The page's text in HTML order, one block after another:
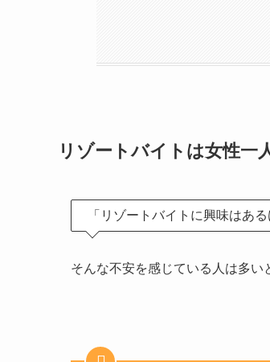
リゾートバイトは女性一
「リゾートバイトに興味はある
そんな不安を感じている人は多い